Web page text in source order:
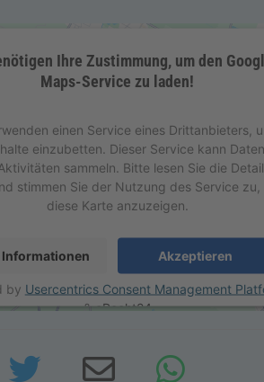
Ihre Zustimmung, um den
Maps-Service zu laden!
einen Service eines Drittanbieters,
einzubetten. Dieser Service kann
sammeln. Bitte lesen Sie die
stimmen Sie der Nutzung des Service zu,
diese Karte anzuzeigen.
Informationen Akzeptieren
by Usercentrics Consent Management
&eRecht24